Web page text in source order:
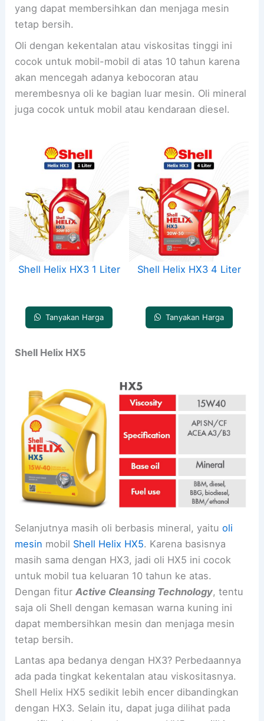
yang dapat membersihkan dan menjaga mesin
tetap bersih.
Oli dengan kekentalan atau viskositas tinggi ini
cocok untuk mobil-mobil di atas 10 tahun karena
akan mencegah adanya kebocoran atau
merembesnya oli ke bagian luar mesin. Oli mineral
juga cocok untuk mobil atau kendaraan diesel.
Shell Helix HX3 1 Liter
Tanyakan Harga
Shell Helix HX3 4 Liter
Tanyakan Harga
Shell Helix HX5
Selanjutnya masih oli berbasis mineral, yaituoli
mesin mobil Shell Helix HX5. Karena basisnya
masih sama dengan HX3, jadi oli HX5 ini cocok
untuk mobil tua keluaran 10 tahun ke atas.
Dengan fiturActive Cleansing Technology, tentu
saja oli Shell dengan kemasan warna kuning ini
dapat membersihkan mesin dan menjaga mesin
tetap bersih.
Lantas apa bedanya dengan HX3? Perbedaannya
ada pada tingkat kekentalan atau viskositasnya.
Shell Helix HX5 sedikit lebih encer dibandingkan
dengan HX3. Selain itu, dapat juga dilihat pada